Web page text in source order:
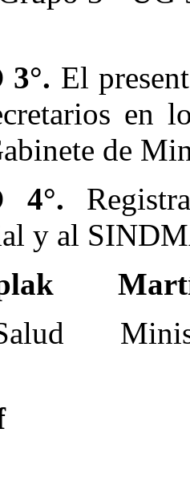
El
en
de
4°.
y al